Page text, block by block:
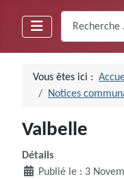
Vous êtes ici :
Notices
Valbelle
Détails
Publié le : 3